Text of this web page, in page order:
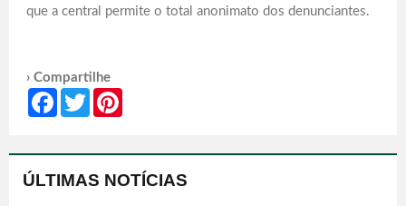
que a central permite o total anonimato dos denunciantes.
› Compartilhe
Facebook
Twitter
ÚLTIMAS NOTÍCIAS